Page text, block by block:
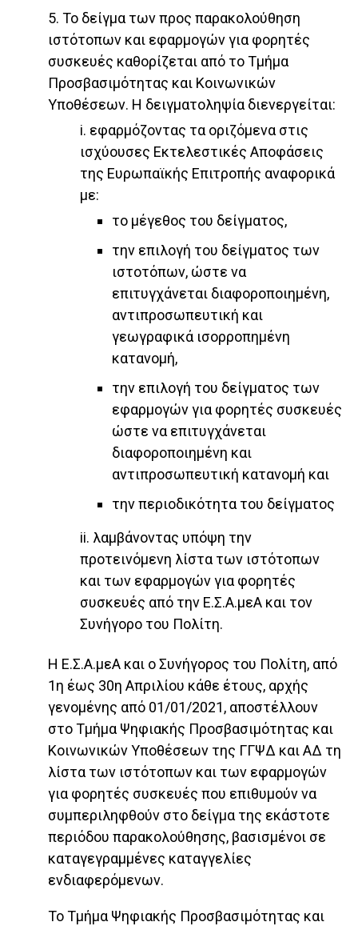
5. Το δείγμα των προς παρακολούθηση
ιστότοπων και εφαρμογών για φορητές
συσκευές καθορίζεται από το Τμήμα
Προσβασιμότητας και Κοινωνικών
Υποθέσεων. Η δειγματοληψία διενεργείται:
i. εφαρμόζοντας τα οριζόμενα στις
ισχύουσες Εκτελεστικές Αποφάσεις
της Ευρωπαϊκής Επιτροπής αναφορικά
με:
το μέγεθος του δείγματος,
την επιλογή του δείγματος των
ιστοτόπων, ώστε να
επιτυγχάνεται διαφοροποιημένη,
αντιπροσωπευτική και
γεωγραφικά ισορροπημένη
κατανομή,
την επιλογή του δείγματος των
εφαρμογών για φορητές συσκευές
ώστε να επιτυγχάνεται
διαφοροποιημένη και
αντιπροσωπευτική κατανομή και
την περιοδικότητα του δείγματος
ii. λαμβάνοντας υπόψη την
προτεινόμενη λίστα των ιστότοπων
και των εφαρμογών για φορητές
συσκευές από την Ε.Σ.Α.μεΑ και τον
Συνήγορο του Πολίτη.
Η Ε.Σ.Α.μεΑ και ο Συνήγορος του Πολίτη, από
1η έως 30η Απριλίου κάθε έτους, αρχής
γενομένης από 01/01/2021, αποστέλλουν
στο Τμήμα Ψηφιακής Προσβασιμότητας και
Κοινωνικών Υποθέσεων της ΓΓΨΔ και ΑΔ τη
λίστα των ιστότοπων και των εφαρμογών
για φορητές συσκευές που επιθυμούν να
συμπεριληφθούν στο δείγμα της εκάστοτε
περιόδου παρακολούθησης, βασισμένοι σε
καταγεγραμμένες καταγγελίες
ενδιαφερόμενων.
Το Τμήμα Ψηφιακής Προσβασιμότητας και